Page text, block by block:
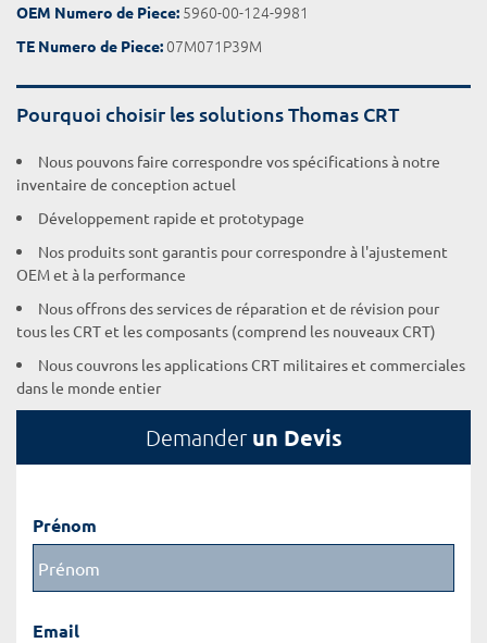
OEM Numero de Piece: 5960-00-124-9981
TE Numero de Piece:07M071P39M
Pourquoi choisir les solutions Thomas CRT
Nous pouvons faire correspondre vos spécifications à notre
inventaire de conception actuel
Développement rapide et prototypage
Nos produits sont garantis pour correspondre à l'ajustement
OEM et à la performance
Nous offrons des services de réparation et de révision pour
tous les CRT et les composants (comprend les nouveaux CRT)
Nous couvrons les applications CRT militaires et commerciales
dans le monde entier
Demander un Devis
Prénom
Email